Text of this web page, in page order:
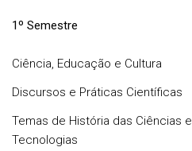
1º Semestre
Ciência, Educação e Cultura
Discursos e Práticas Científicas
Temas de História das Ciências e
Tecnologias